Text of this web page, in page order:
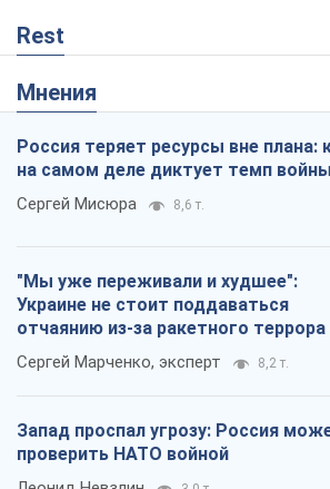
Rest
Мнения
Россия теряет ресурсы вне плана:
на самом деле диктует темп войны
Сергей Мисюра 8,6 т.
"Мы уже переживали и худшее":
Украине не стоит поддаваться
отчаянию из-за ракетного террора
Сергей Марченко, эксперт 8,2 т.
Запад проспал угрозу: Россия
проверить НАТО войной